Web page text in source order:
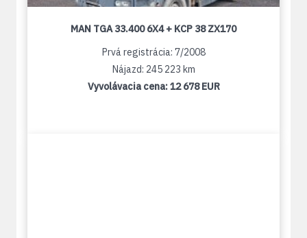
MAN TGA 33.400 6X4 + KCP 38 ZX170
Prvá registrácia: 7/2008
Nájazd: 245 223 km
Vyvolávacia cena:12 678 EUR